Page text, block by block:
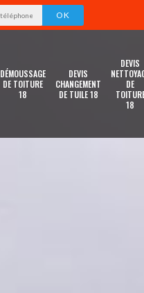
DÉMOUSSAGE
DE TOITURE
18
DEVIS
CHANGEMENT
DE TUILE 18
DEVIS
DE
18